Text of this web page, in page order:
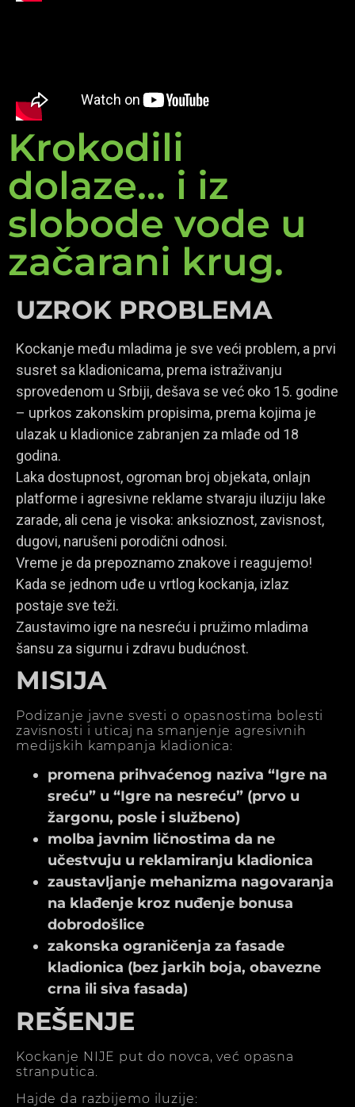
Krokodili
dolaze... i iz
slobode vode u
začarani krug.
UZROK PROBLEMA
Kockanje među mladima je sve veći problem, a prvi
susret sa kladionicama, prema istraživanju
sprovedenom u Srbiji, dešava se već oko 15. godine
– uprkos zakonskim propisima, prema kojima je
ulazak u kladionice zabranjen za mlađe od 18
godina.
Laka dostupnost, ogroman broj objekata, onlajn
platforme i agresivne reklame stvaraju iluziju lake
zarade, ali cena je visoka: anksioznost, zavisnost,
dugovi, narušeni porodični odnosi.
Vreme je da prepoznamo znakove i reagujemo!
Kada se jednom uđe u vrtlog kockanja, izlaz
postaje sve teži.
Zaustavimo igre na nesreću i pružimo mladima
šansu za sigurnu i zdravu budućnost.
MISIJA
Podizanje javne svesti o opasnostima bolesti
zavisnosti i uticaj na smanjenje agresivnih
medijskih kampanja kladionica:
promena prihvaćenog naziva “Igre na
sreću” u “Igre na nesreću” (prvo u
žargonu, posle i službeno)
molba javnim ličnostima da ne
učestvuju u reklamiranju kladionica
zaustavljanje mehanizma nagovaranja
na klađenje kroz nuđenje bonusa
dobrodošlice
zakonska ograničenja za fasade
kladionica (bez jarkih boja, obavezne
crna ili siva fasada)
REŠENJE
Kockanje NIJE put do novca, već opasna
stranputica.
Hajde da razbijemo iluzije: